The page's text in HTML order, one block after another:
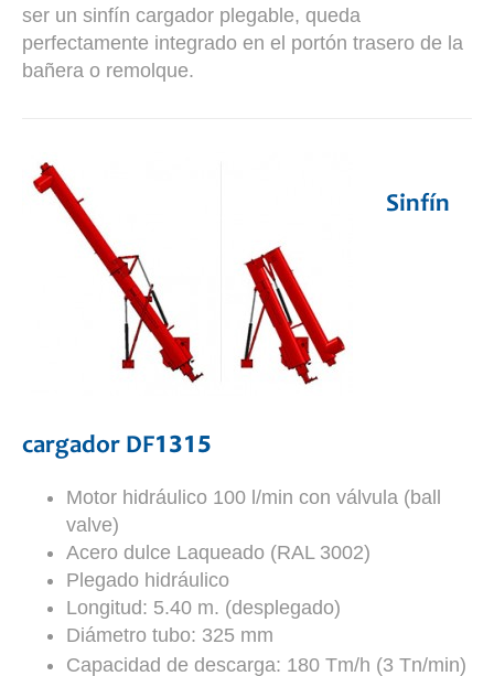
ser un sinfín cargador plegable, queda
perfectamente integrado en el portón trasero de la
bañera o remolque.
Sinfín
cargador DF1315
Motor hidráulico 100 l/min con válvula (ball
valve)
Acero dulce Laqueado (RAL 3002)
Plegado hidráulico
Longitud: 5.40 m. (desplegado)
Diámetro tubo: 325 mm
Capacidad de descarga: 180 Tm/h (3 Tn/min)